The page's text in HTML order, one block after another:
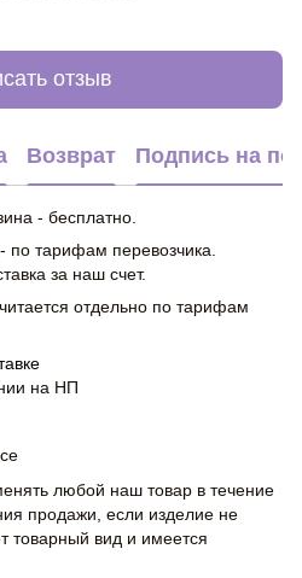
отзыв
Возврат Подпись на
- бесплатно.
по тарифам перевозчика.
за наш счет.
отдельно по тарифам
на НП
любой наш товар в течение
продажи, если изделие не
товарный вид и имеется